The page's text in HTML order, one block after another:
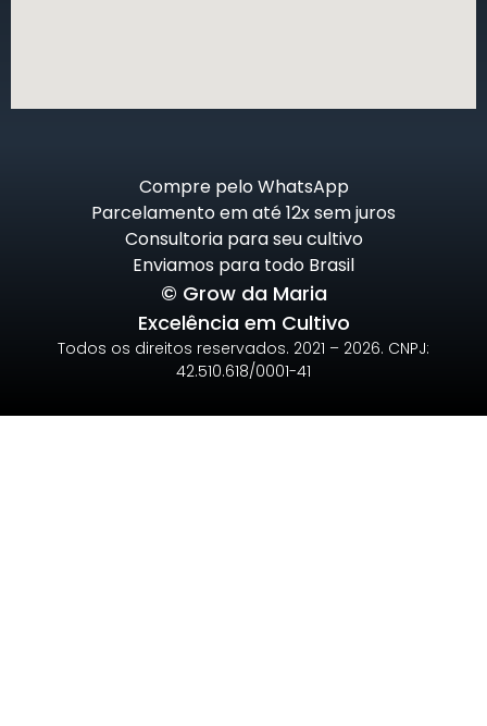
Compre pelo WhatsApp
Parcelamento em até 12x sem juros
Consultoria para seu cultivo
Enviamos para todo Brasil
© Grow da Maria
Excelência em Cultivo
Todos os direitos reservados. 2021 – 2026. CNPJ:
42.510.618/0001-41